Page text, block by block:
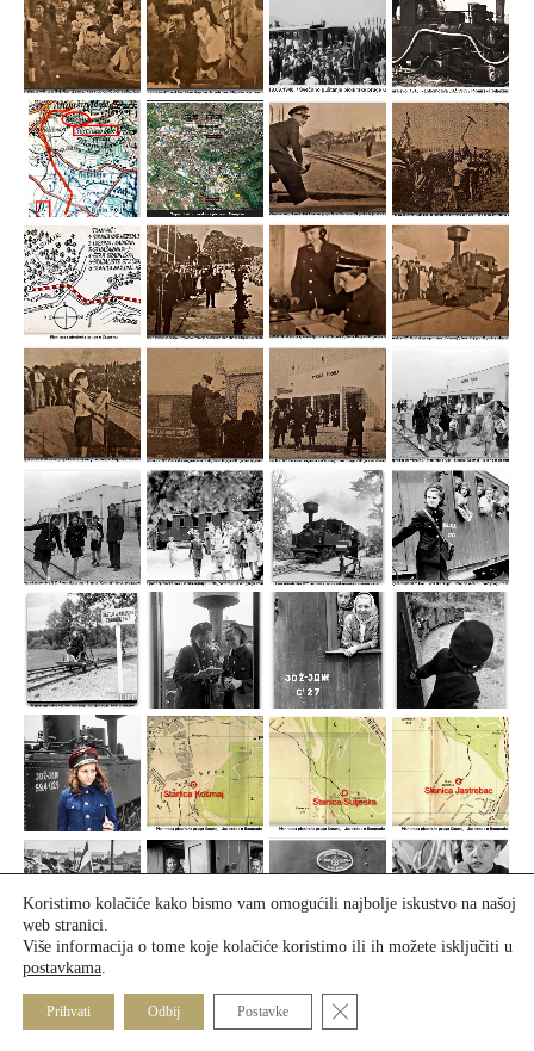
Koristimo kolačiće kako bismo vam omogućili najbolje iskustvo na našoj
web stranici.
Više informacija o tome koje kolačiće koristimo ili ih možete isključiti u
postavkama
Prihvati Odbij Postavke Close GDPR Cookie Banner